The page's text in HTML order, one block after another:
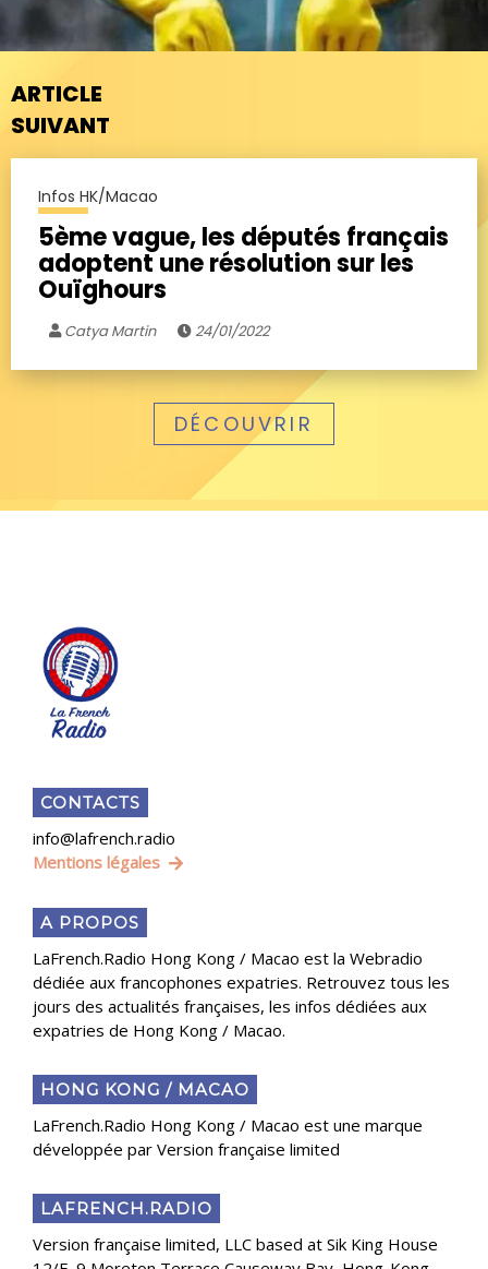
ARTICLE
SUIVANT
Infos HK/Macao
5ème vague, les députés français
adoptent une résolution sur les
Ouïghours
Catya Martin 24/01/2022
DÉCOUVRIR
CONTACTS
info@lafrench.radio
Mentions légales
A PROPOS
LaFrench.Radio Hong Kong / Macao est la Webradio
dédiée aux francophones expatries. Retrouvez tous les
jours des actualités françaises, les infos dédiées aux
expatries de Hong Kong / Macao.
HONG KONG / MACAO
LaFrench.Radio Hong Kong / Macao est une marque
développée par Version française limited
LAFRENCH.RADIO
Version française limited, LLC based at Sik King House